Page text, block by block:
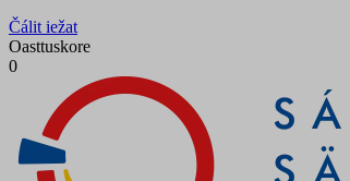
Čálit iežat
Oasttuskore
0